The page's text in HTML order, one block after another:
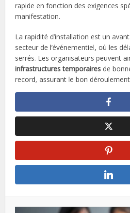
rapide en fonction des exigences
manifestation.
La rapidité d’installation est un
secteur de l’événementiel, où les
serrés. Les organisateurs peuvent
infrastructures temporaires de
record, assurant le bon